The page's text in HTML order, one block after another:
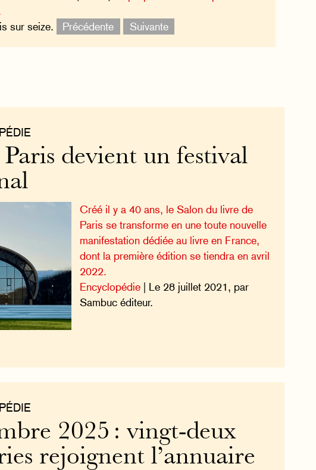
sur seize.
Précédente Suivante
devient un festival
Créé il y a 40 ans, le Salon du livre de
Paris se transforme en une toute nouvelle
manifestation dédiée au livre en France,
dont la première édition se tiendra en avril
2022.
Encyclopédie| Le 28 juillet 2021, par
Sambuc éditeur.
2025 : vingt-deux
rejoignent l’annuaire